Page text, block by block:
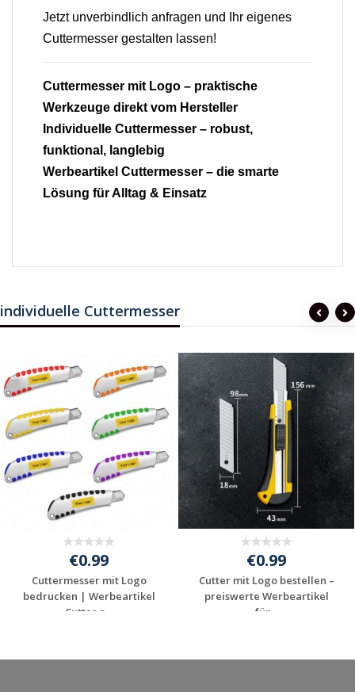
Jetzt unverbindlich anfragen und Ihr eigenes
Cuttermesser gestalten lassen!
Cuttermesser mit Logo – praktische
Werkzeuge direkt vom Hersteller
Individuelle Cuttermesser – robust,
funktional, langlebig
Werbeartikel Cuttermesser – die smarte
Lösung für Alltag & Einsatz
individuelle Cuttermesser
€0.99
Cuttermesser mit Logo
bedrucken | Werbeartikel
Cutter o...
€0.99
Cutter mit Logo bestellen –
preiswerte Werbeartikel
für...